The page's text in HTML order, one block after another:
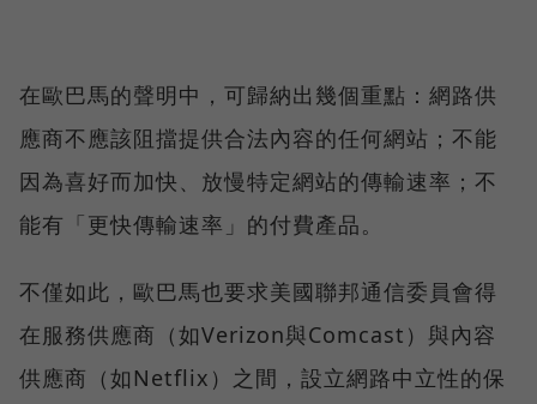
在歐巴馬的聲明中，可歸納出幾個重點：網路供
應商不應該阻擋提供合法內容的任何網站；不能
因為喜好而加快、放慢特定網站的傳輸速率；不
能有「更快傳輸速率」的付費產品。
不僅如此，歐巴馬也要求美國聯邦通信委員會得
在服務供應商（如Verizon與Comcast）與內容
供應商（如Netflix）之間，設立網路中立性的保